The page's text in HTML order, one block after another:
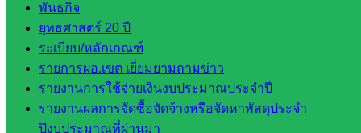
พันธกิจ
ยุทธศาสตร์ 20 ปี
ระเบียบ/หลักเกณฑ์
รายการผอ.เขต เยี่ยมยามถามข่าว
รายงานการใช้จ่ายเงินงบประมาณประจำปี
รายงานผลการจัดซื้อจัดจ้างหรือจัดหาพัสดุประจำ
ปีงบประมาณที่ผ่านมา
กรรมการ
ก.ต.ป.น.
เว็บไซต์
อ.ค.ก.ศ.เขต
พื้นที่การ
ศึกษา